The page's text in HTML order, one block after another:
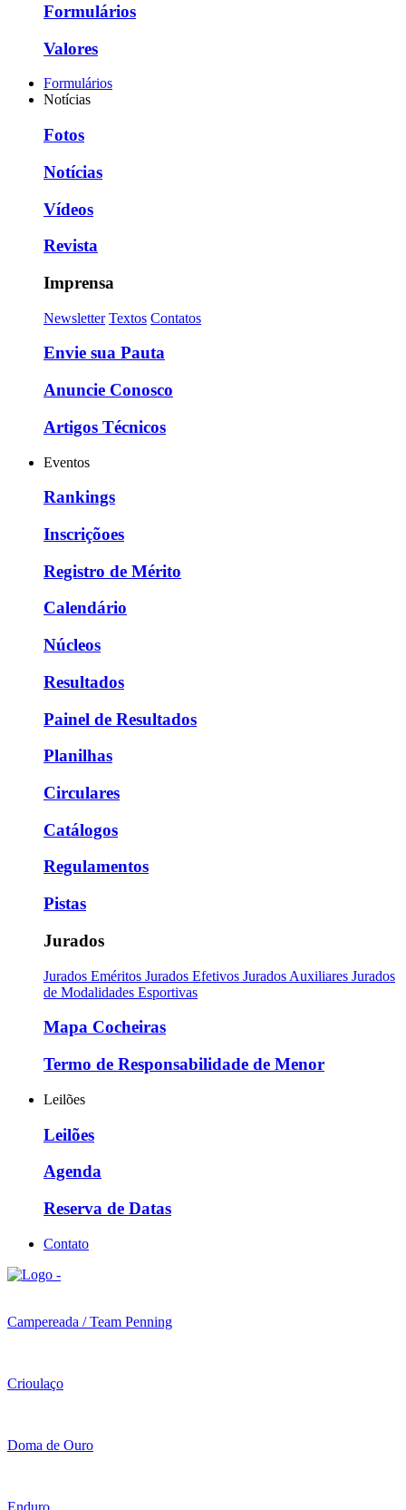
Formulários
Valores
Formulários
Notícias
Fotos
Notícias
Vídeos
Revista
Imprensa
Newsletter Textos Contatos
Envie sua Pauta
Anuncie Conosco
Artigos Técnicos
Eventos
Rankings
Inscriçõoes
Registro de Mérito
Calendário
Núcleos
Resultados
Painel de Resultados
Planilhas
Circulares
Catálogos
Regulamentos
Pistas
Jurados
Jurados Eméritos Jurados Efetivos Jurados Auxiliares Jurados
de Modalidades Esportivas
Mapa Cocheiras
Termo de Responsabilidade de Menor
Leilões
Leilões
Agenda
Reserva de Datas
Contato
Campereada / Team Penning
Crioulaço
Doma de Ouro
Enduro